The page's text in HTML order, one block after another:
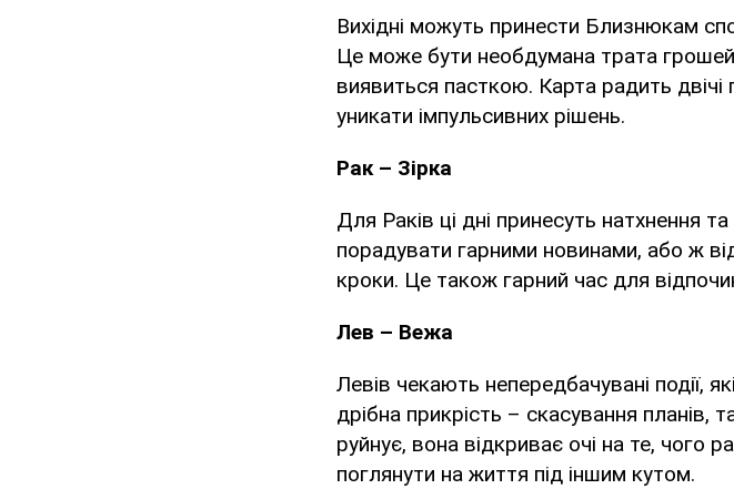
Вихідні можуть принести Близнюкам
Це може бути необдумана трата
виявиться пасткою. Карта радить
уникати імпульсивних рішень.
Рак – Зірка
Для Раків ці дні принесуть натхнення
порадувати гарними новинами, або ж
кроки. Це також гарний час для
Лев – Вежа
Левів чекають непередбачувані події,
дрібна прикрість – скасування
руйнує, вона відкриває очі на те, чого
поглянути на життя під іншим кутом.